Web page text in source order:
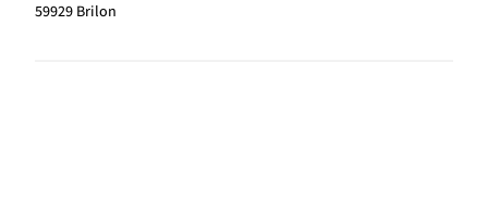
59929 Brilon